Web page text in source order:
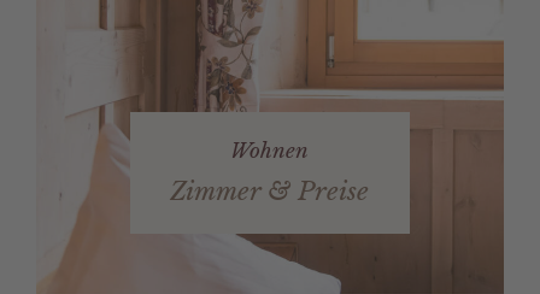
Wohnen
Zimmer & Preise